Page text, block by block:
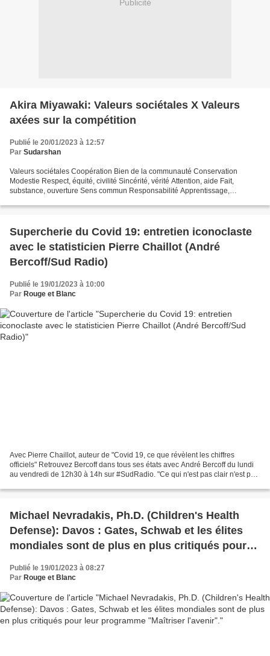
Publicité
Akira Miyawaki: Valeurs sociétales X Valeurs
axées sur la compétition
Publié le 20/01/2023 à 12:57
Par Sudarshan
Valeurs sociétales Coopération Bien de la communauté Conservation
Modestie Respect, équité, civilité Sincérité, vérité Attention, aide Fait,
substance, ouverture Sens commun Responsabilité Apprentissage,
Supercherie du Covid 19: entretien iconoclaste
avec le statisticien Pierre Chaillot (André
Bercoff/Sud Radio)
Publié le 19/01/2023 à 10:00
Par Rouge et Blanc
Avec Pierre Chaillot, auteur de "Covid 19, ce que révèlent les chiffres
officiels" Retrouvez Bercoff dans tous ses états avec André Bercoff du lundi
au vendredi de 12h30 à 14h sur #SudRadio. "Ce qui n'est pas clair n'est pas
Michael Nevradakis, Ph.D. (Children's Health
Defense): Davos : Gates, Schwab et les élites
mondiales sont de plus en plus critiqués pour
leur programme "Maîtriser l'avenir".
Publié le 19/01/2023 à 08:27
Par Rouge et Blanc